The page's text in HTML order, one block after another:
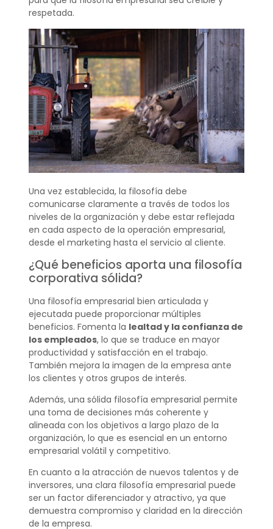
respetada.
Una vez establecida, la filosofía debe
comunicarse claramente a través de todos los
niveles de la organización y debe estar reflejada
en cada aspecto de la operación empresarial,
desde el marketing hasta el servicio al cliente.
¿Qué beneficios aporta una filosofía
corporativa sólida?
Una filosofía empresarial bien articulada y
ejecutada puede proporcionar múltiples
beneficios. Fomenta la lealtad y la confianza de
los empleados, lo que se traduce en mayor
productividad y satisfacción en el trabajo.
También mejora la imagen de la empresa ante
los clientes y otros grupos de interés.
Además, una sólida filosofía empresarial permite
una toma de decisiones más coherente y
alineada con los objetivos a largo plazo de la
organización, lo que es esencial en un entorno
empresarial volátil y competitivo.
En cuanto a la atracción de nuevos talentos y de
inversores, una clara filosofía empresarial puede
ser un factor diferenciador y atractivo, ya que
demuestra compromiso y claridad en la dirección
de la empresa.